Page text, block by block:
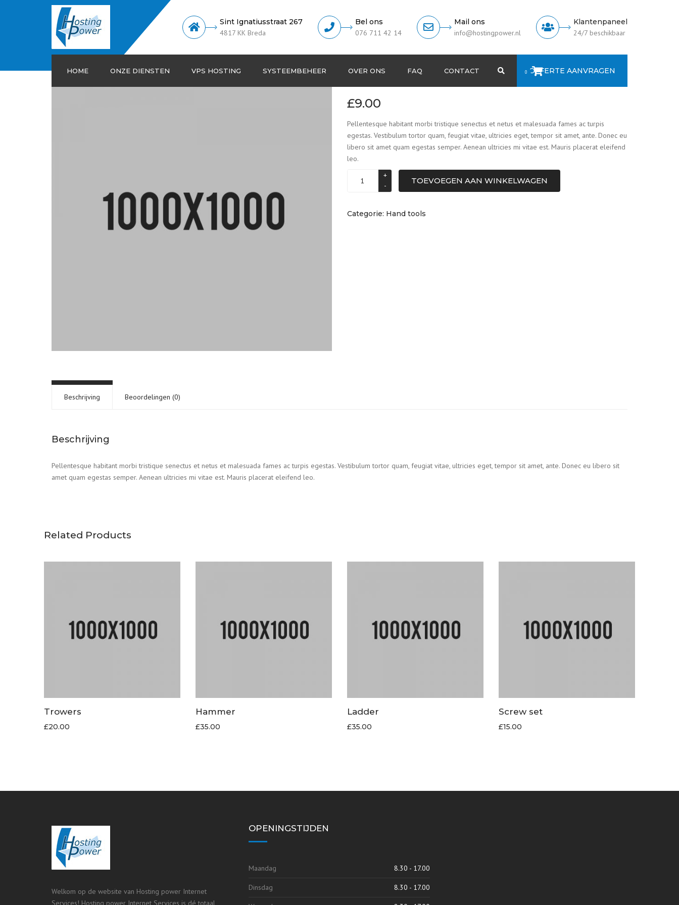
Sint Ignatiusstraat 267
4817 KK Breda
Bel ons
076 711 42 14
Mail ons
info@hostingpower.nl
Klantenpaneel
24/7 beschikbaar
HOME ONZE DIENSTEN VPS HOSTING SYSTEEMBEHEER OVER ONS
Referenties
Anti-spam beleid
FAQ CONTACT 0 OFFERTE AANVRAGEN
Water level
£9.00
Pellentesque habitant morbi tristique senectus et netus et malesuada fames ac turpis
egestas. Vestibulum tortor quam, feugiat vitae, ultricies eget, tempor sit amet, ante. Donec eu
libero sit amet quam egestas semper. Aenean ultricies mi vitae est. Mauris placerat eleifend
leo.
TOEVOEGEN AAN WINKELWAGEN
Categorie: Hand tools
Beschrijving Beoordelingen (0)
Beschrijving
Pellentesque habitant morbi tristique senectus et netus et malesuada fames ac turpis egestas. Vestibulum tortor quam, feugiat vitae, ultricies eget, tempor sit amet, ante. Donec eu libero sit
amet quam egestas semper. Aenean ultricies mi vitae est. Mauris placerat eleifend leo.
Related Products
Trowers
£20.00
Hammer
£35.00
Ladder
£35.00
Screw set
£15.00
Welkom op de website van Hosting power Internet
Services! Hosting power Internet Services is dé totaal
OPENINGSTIJDEN
Maandag 8.30 - 17.00
Dinsdag 8.30 - 17.00